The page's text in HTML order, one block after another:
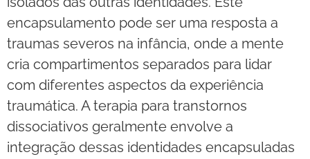
encapsulamento pode ser uma resposta a
traumas severos na infância, onde a mente
cria compartimentos separados para lidar
com diferentes aspectos da experiência
traumática. A terapia para transtornos
dissociativos geralmente envolve a
integração dessas identidades encapsuladas